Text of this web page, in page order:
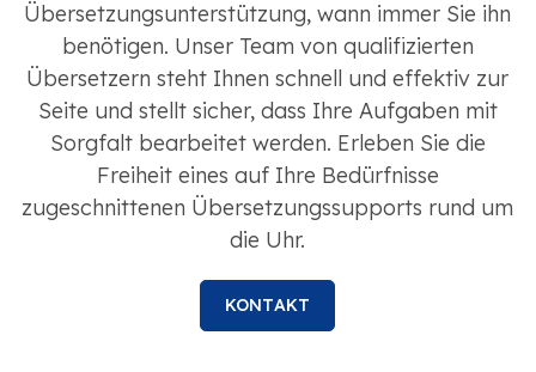
Übersetzungsunterstützung, wann immer Sie ihn
benötigen. Unser Team von qualifizierten
Übersetzern steht Ihnen schnell und effektiv zur
Seite und stellt sicher, dass Ihre Aufgaben mit
Sorgfalt bearbeitet werden. Erleben Sie die
Freiheit eines auf Ihre Bedürfnisse
zugeschnittenen Übersetzungssupports rund um
die Uhr.
KONTAKT